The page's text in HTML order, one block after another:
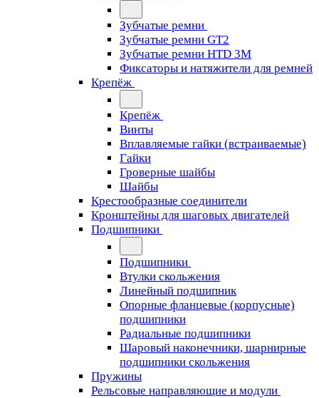
Зубчатые ремни
Зубчатые ремни GT2
Зубчатые ремни HTD 3M
Фиксаторы и натяжители для ремней
Крепёж
Крепёж
Винты
Вплавляемые гайки (встраиваемые)
Гайки
Гроверные шайбы
Шайбы
Крестообразные соединители
Кронштейны для шаговых двигателей
Подшипники
Подшипники
Втулки скольжения
Линейный подшипник
Опорные фланцевые (корпусные)
подшипники
Радиальные подшипники
Шаровый наконечники, шарнирные
подшипники скольжения
Пружины
Рельсовые направляющие и модули